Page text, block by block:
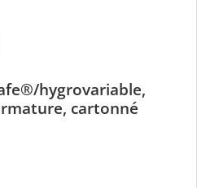
hygrovariable,
cartonné